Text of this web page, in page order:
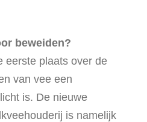
beweiden?
eerste plaats over de
van vee een
is. De nieuwe
is namelijk